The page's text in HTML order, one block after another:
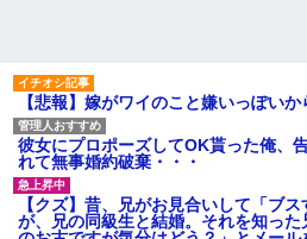
触らないでよ！」キチママ『そ
こに金庫があったから、開けて
みようとしただけ☆』義兄「泥
は出てけ！二度と来るな！」結
果・・・
私「初めて飲む味だけどなん
のお茶？」彼「ちっ！」私「」
【GIF】JSのカンチョーワロ
【悲報】嫁がワイのこと嫌いっぽい
彼女にプロポーズしてOK貰った俺、
れて無事婚約破棄・・・
【クズ】昔、兄がお見合いして「ブ
が、兄の同級生と結婚。それを知っ